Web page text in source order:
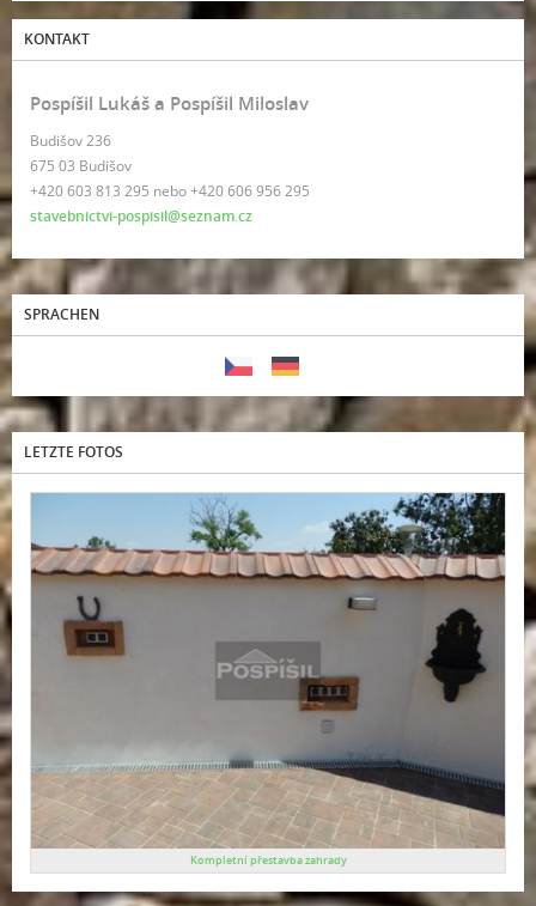
KONTAKT
Pospíšil Lukáš a Pospíšil Miloslav
Budišov 236
675 03 Budišov
+420 603 813 295 nebo +420 606 956 295
stavebnictvi-pospisil@seznam.cz
SPRACHEN
LETZTE FOTOS
Kompletní přestavba zahrady